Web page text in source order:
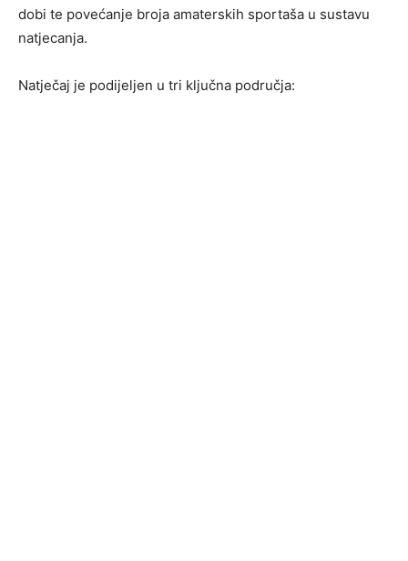
dobi te povećanje broja amaterskih sportaša u sustavu
natjecanja.
Natječaj je podijeljen u tri ključna područja: